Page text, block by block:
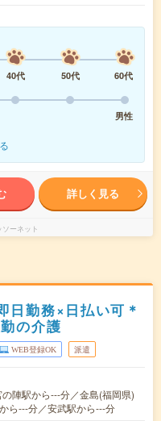
40代 50代
60代
男性
詳しく見る
ーネット
日勤務×日払い可＊
の介護
WEB登録OK 派遣
陣駅から---分／金島(福岡県)
ら---分／安武駅から---分